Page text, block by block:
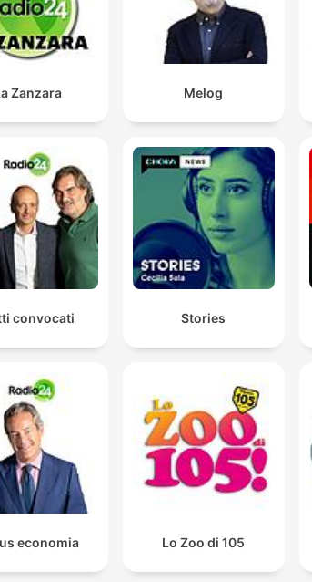
Zanzara Melog
convocati Stories
economia Lo Zoo di 105